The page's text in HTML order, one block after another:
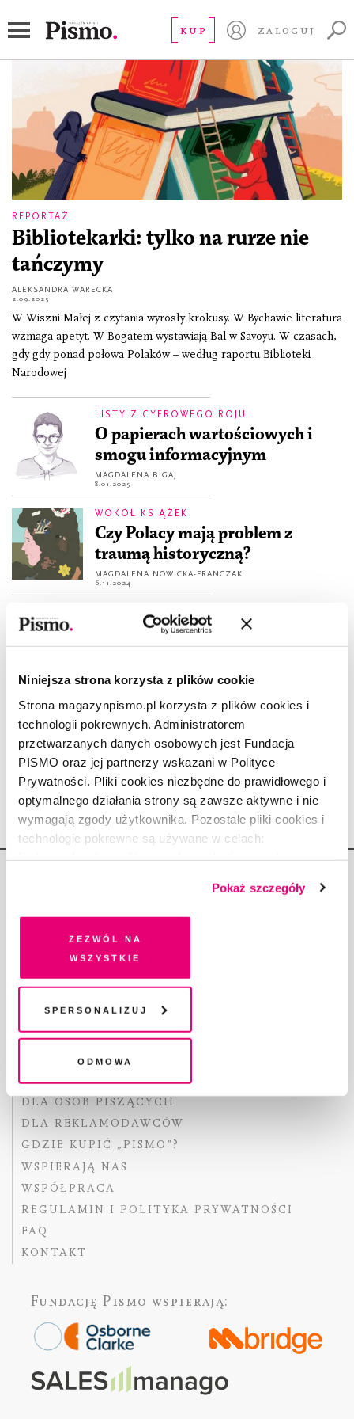
Niniejsza strona korzysta z plików cookie
Strona magazynpismo.pl korzysta z plików cookies i
technologii pokrewnych. Administratorem
przetwarzanych danych osobowych jest Fundacja
PISMO oraz jej partnerzy wskazani w Polityce
Prywatności. Pliki cookies niezbędne do prawidłowego i
optymalnego działania strony są zawsze aktywne i nie
wymagają zgody użytkownika. Pozostałe pliki cookies i
technologie pokrewne są używane w celach:
dobrowolną zgodę na pliki cookies i technologie
pokrewne, zgadzasz się na przechowywanie informacji
na Twoim urządzeniu końcowym lub dostęp do niego i
przetwarzanie danych. Zgodę na wszystkie lub niektóre
chwili wycofać lub ponowić w zakładce "Ustawienia
plików cookie". Wycofanie zgody nie wpływa na
legalność przetwarzania danych przed jej wycofaniem
Pokaż szczegóły
Zezwól na
wszystkie
Spersonalizuj
Odmowa
KUP ZALOGUJ
REPORTAŻ
Bibliotekarki: tylko na rurze nie
tańczymy
ALEKSANDRA WARECKA
2.09.2025
W Wiszni Małej z czytania wyrosły krokusy. W Bychawie literatura
wzmaga apetyt. W Bogatem wystawiają Bal w Savoyu. W czasach,
gdy gdy ponad połowa Polaków – według raportu Biblioteki
Narodowej
LISTY Z CYFROWEGO ROJU
O papierach wartościowych i
smogu informacyjnym
MAGDALENA BIGAJ
8.01.2025
WOKÓŁ KSIĄŻEK
Czy Polacy mają problem z
traumą historyczną?
MAGDALENA NOWICKA-FRANCZAK
6.11.2024
ŻART OBRAZKOWY
Sposób na bujanie w obłokach
WOKÓŁ KSIĄŻEK
Gdzie się ukryły morderczynie?
MAGDALENA NOWICKA-FRANCZAK
Copyright © Fundacja Pismo
O „PIŚMIE”
ABOUT PISMO
FACT-CHECKING W „PIŚMIE”
DLA OSÓB PISZĄCYCH
DLA REKLAMODAWCÓW
GDZIE KUPIĆ „PISMO”?
WSPIERAJĄ NAS
WSPÓŁPRACA
REGULAMIN I POLITYKA PRYWATNOŚCI
FAQ
KONTAKT
Fundację Pismo wspierają: